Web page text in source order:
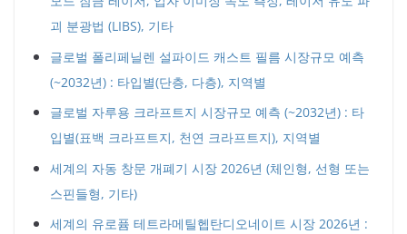
괴 분광법 (LIBS), 기타
글로벌 폴리페닐렌 설파이드 캐스트 필름 시장규모 예측
(~2032년) : 타입별(단층, 다층), 지역별
글로벌 자루용 크라프트지 시장규모 예측 (~2032년) : 타
입별(표백 크라프트지, 천연 크라프트지), 지역별
세계의 자동 창문 개폐기 시장 2026년 (체인형, 선형 또는
스핀들형, 기타)
세계의 유로퓸 테트라메틸헵탄디오네이트 시장 2026년 :